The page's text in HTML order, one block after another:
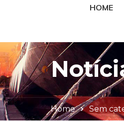
HOME
Home Sem